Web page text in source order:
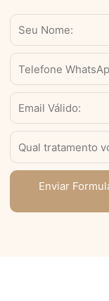
Nome
WhatsApp
Válido
(com
DDD)
Email
Serviço
Enviar